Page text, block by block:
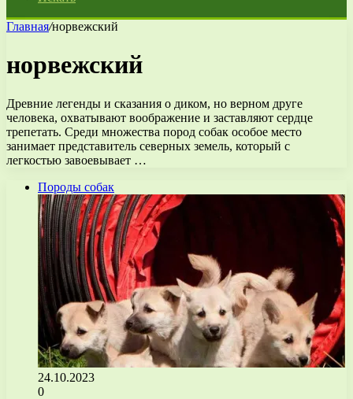
Главная/норвежский
норвежский
Древние легенды и сказания о диком, но верном друге
человека, охватывают воображение и заставляют сердце
трепетать. Среди множества пород собак особое место
занимает представитель северных земель, который с
легкостью завоевывает …
Породы собак
24.10.2023
0